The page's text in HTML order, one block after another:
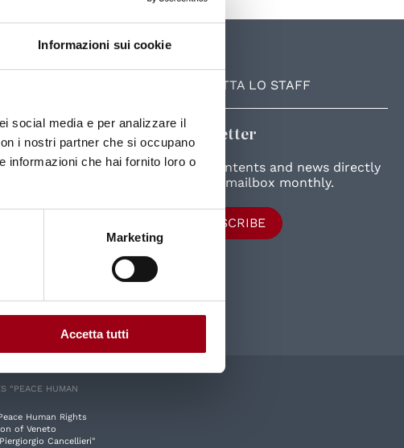
Informazioni sui cookie
social media e per analizzare il
i nostri partner che si occupano
informazioni che hai fornito loro o
Marketing
Accetta tutti
UniPD
CONTATTA LO STAFF
Newsletter
New contents and news directly
in your mailbox monthly.
SUBSCRIBE
“PEACE HUMAN
Human Rights
of Veneto
Cancellieri"